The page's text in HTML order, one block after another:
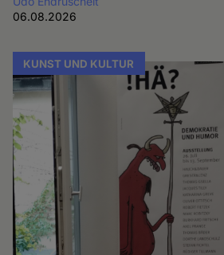
06.08.2026
KUNST UND KULTUR